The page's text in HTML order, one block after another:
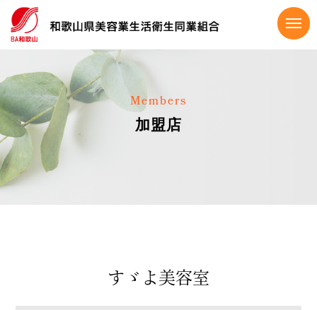
Members
加盟店
すゞよ美容室